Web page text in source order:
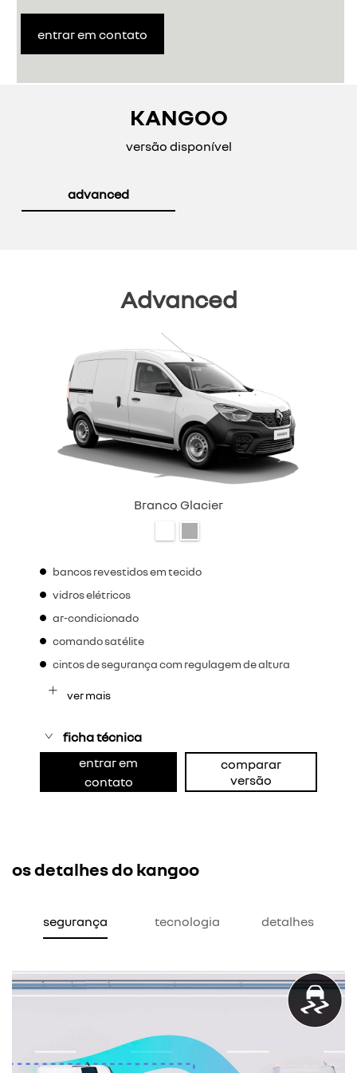
entrar em contato
KANGOO
versão disponível
advanced
Advanced
Branco Glacier
bancos revestidos em tecido
vidros elétricos
ar-condicionado
comando satélite
cintos de segurança com regulagem de altura
ver mais
ficha técnica
entrar em
contato
comparar
versão
os detalhes do kangoo
segurança tecnologia detalhes